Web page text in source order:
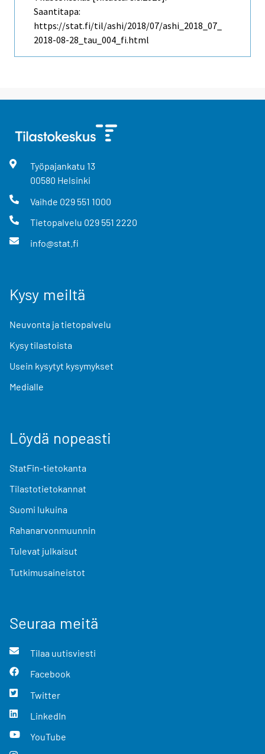
Saantitapa:
https://stat.fi/til/ashi/2018/07/ashi_2018_07_
2018-08-28_tau_004_fi.html
Työpajankatu 13
00580 Helsinki
Vaihde 029 551 1000
Tietopalvelu 029 551 2220
info@stat.fi
Kysy meiltä
Neuvonta ja tietopalvelu
Kysy tilastoista
Usein kysytyt kysymykset
Medialle
Löydä nopeasti
StatFin-tietokanta
Tilastotietokannat
Suomi lukuina
Rahanarvonmuunnin
Tulevat julkaisut
Tutkimusaineistot
Seuraa meitä
Tilaa uutisviesti
Facebook
Twitter
LinkedIn
YouTube